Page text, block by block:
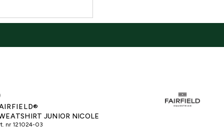
JUNIOR NICOLE
nr 121024-03